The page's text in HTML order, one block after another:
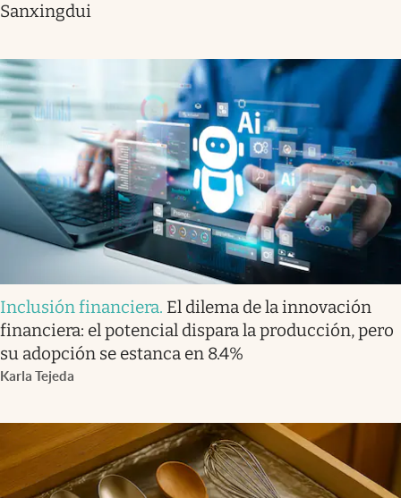
Sanxingdui
Inclusión financiera. El dilema de la innovación
financiera: el potencial dispara la producción, pero
su adopción se estanca en 8.4%
Karla Tejeda